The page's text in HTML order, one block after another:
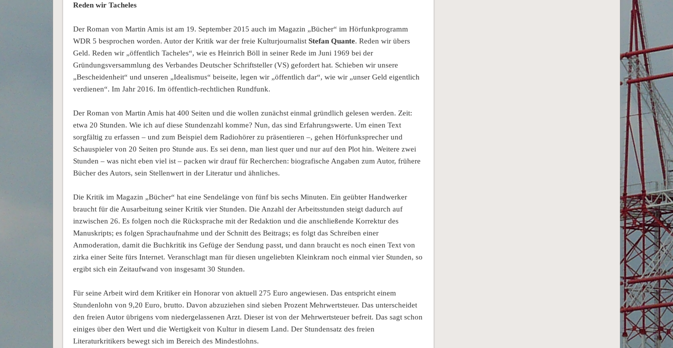
Reden wir Tacheles
Der Roman von Martin Amis ist am 19. September 2015 auch im Magazin „Bücher“ im Hörfunkprogramm
WDR 5 besprochen worden. Autor der Kritik war der freie Kulturjournalist Stefan Quante. Reden wir übers
Geld. Reden wir „öffentlich Tacheles“, wie es Heinrich Böll in seiner Rede im Juni 1969 bei der
Gründungsversammlung des Verbandes Deutscher Schriftsteller (VS) gefordert hat. Schieben wir unsere
„Bescheidenheit“ und unseren „Idealismus“ beiseite, legen wir „öffentlich dar“, wie wir „unser Geld eigentlich
verdienen“. Im Jahr 2016. Im öffentlich-rechtlichen Rundfunk.
Der Roman von Martin Amis hat 400 Seiten und die wollen zunächst einmal gründlich gelesen werden. Zeit:
etwa 20 Stunden. Wie ich auf diese Stundenzahl komme? Nun, das sind Erfahrungswerte. Um einen Text
sorgfältig zu erfassen – und zum Beispiel dem Radiohörer zu präsentieren –, gehen Hörfunksprecher und
Schauspieler von 20 Seiten pro Stunde aus. Es sei denn, man liest quer und nur auf den Plot hin. Weitere zwei
Stunden – was nicht eben viel ist – packen wir drauf für Recherchen: biografische Angaben zum Autor, frühere
Bücher des Autors, sein Stellenwert in der Literatur und ähnliches.
Die Kritik im Magazin „Bücher“ hat eine Sendelänge von fünf bis sechs Minuten. Ein geübter Handwerker
braucht für die Ausarbeitung seiner Kritik vier Stunden. Die Anzahl der Arbeitsstunden steigt dadurch auf
inzwischen 26. Es folgen noch die Rücksprache mit der Redaktion und die anschließende Korrektur des
Manuskripts; es folgen Sprachaufnahme und der Schnitt des Beitrags; es folgt das Schreiben einer
Anmoderation, damit die Buchkritik ins Gefüge der Sendung passt, und dann braucht es noch einen Text von
zirka einer Seite fürs Internet. Veranschlagt man für diesen ungeliebten Kleinkram noch einmal vier Stunden, so
ergibt sich ein Zeitaufwand von insgesamt 30 Stunden.
Für seine Arbeit wird dem Kritiker ein Honorar von aktuell 275 Euro angewiesen. Das entspricht einem
Stundenlohn von 9,20 Euro, brutto. Davon abzuziehen sind sieben Prozent Mehrwertsteuer. Das unterscheidet
den freien Autor übrigens vom niedergelassenen Arzt. Dieser ist von der Mehrwertsteuer befreit. Das sagt schon
einiges über den Wert und die Wertigkeit von Kultur in diesem Land. Der Stundensatz des freien
Literaturkritikers bewegt sich im Bereich des Mindestlohns.